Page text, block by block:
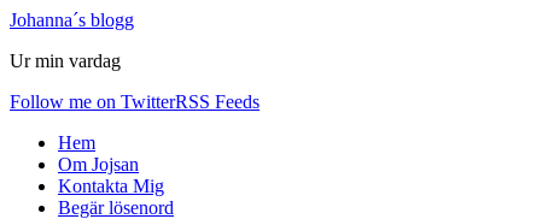
Johanna´s blogg
Ur min vardag
Follow me on TwitterRSS Feeds
Hem
Om Jojsan
Kontakta Mig
Begär lösenord